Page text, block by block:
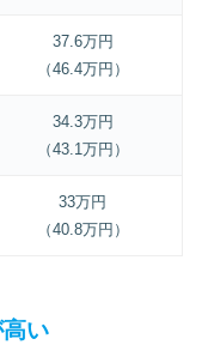
37.6万円
（46.4万円）
34.3万円
（43.1万円）
33万円
（40.8万円）
い